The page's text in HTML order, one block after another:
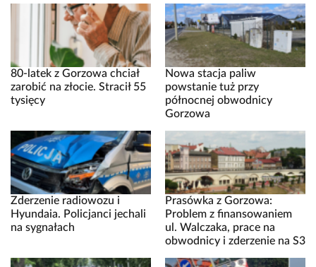
80-latek z Gorzowa chciał
zarobić na złocie. Stracił 55
tysięcy
Nowa stacja paliw
powstanie tuż przy
północnej obwodnicy
Gorzowa
Zderzenie radiowozu i
Hyundaia. Policjanci jechali
na sygnałach
Prasówka z Gorzowa:
Problem z finansowaniem
ul. Walczaka, prace na
obwodnicy i zderzenie na S3